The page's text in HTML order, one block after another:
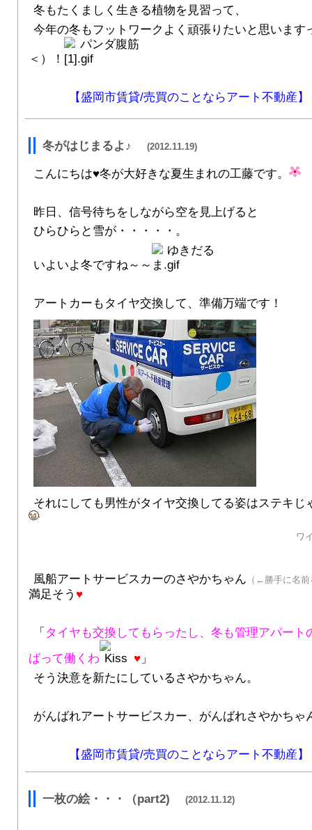
冬もたくましく生きる植物を見習って、
今年の冬もフットワークよく頑張りたいと思います
＜）！
【盛岡市賃貸/売買のことならアート不動産】
冬がはじまるよ♪ (2012.11.19)
こんにちは♥冬が大好きな夏生まれの工藤です。
昨日、信号待ちをしながら空を見上げると
ひらひらと雪が・・・・・。
いよいよ冬ですね～～
アートカーもタイヤ交換して、準備万端です！
それにしても男性がタイヤ交換してる姿はステキじ
ワイルドだろ～
風船アートサービスカーのさやかちゃん （←勝手に名
満足そう ♥
「 タイヤも交換してもらったし、冬も管理アパート
ばって働くわ
♥」
そう決意を新たにしているさやかちゃん。
がんばれアートサービスカー、がんばれさやかちゃ
【盛岡市賃貸/売買のことならアート不動産】
一枚の絵・・・（part2) (2012.11.12)